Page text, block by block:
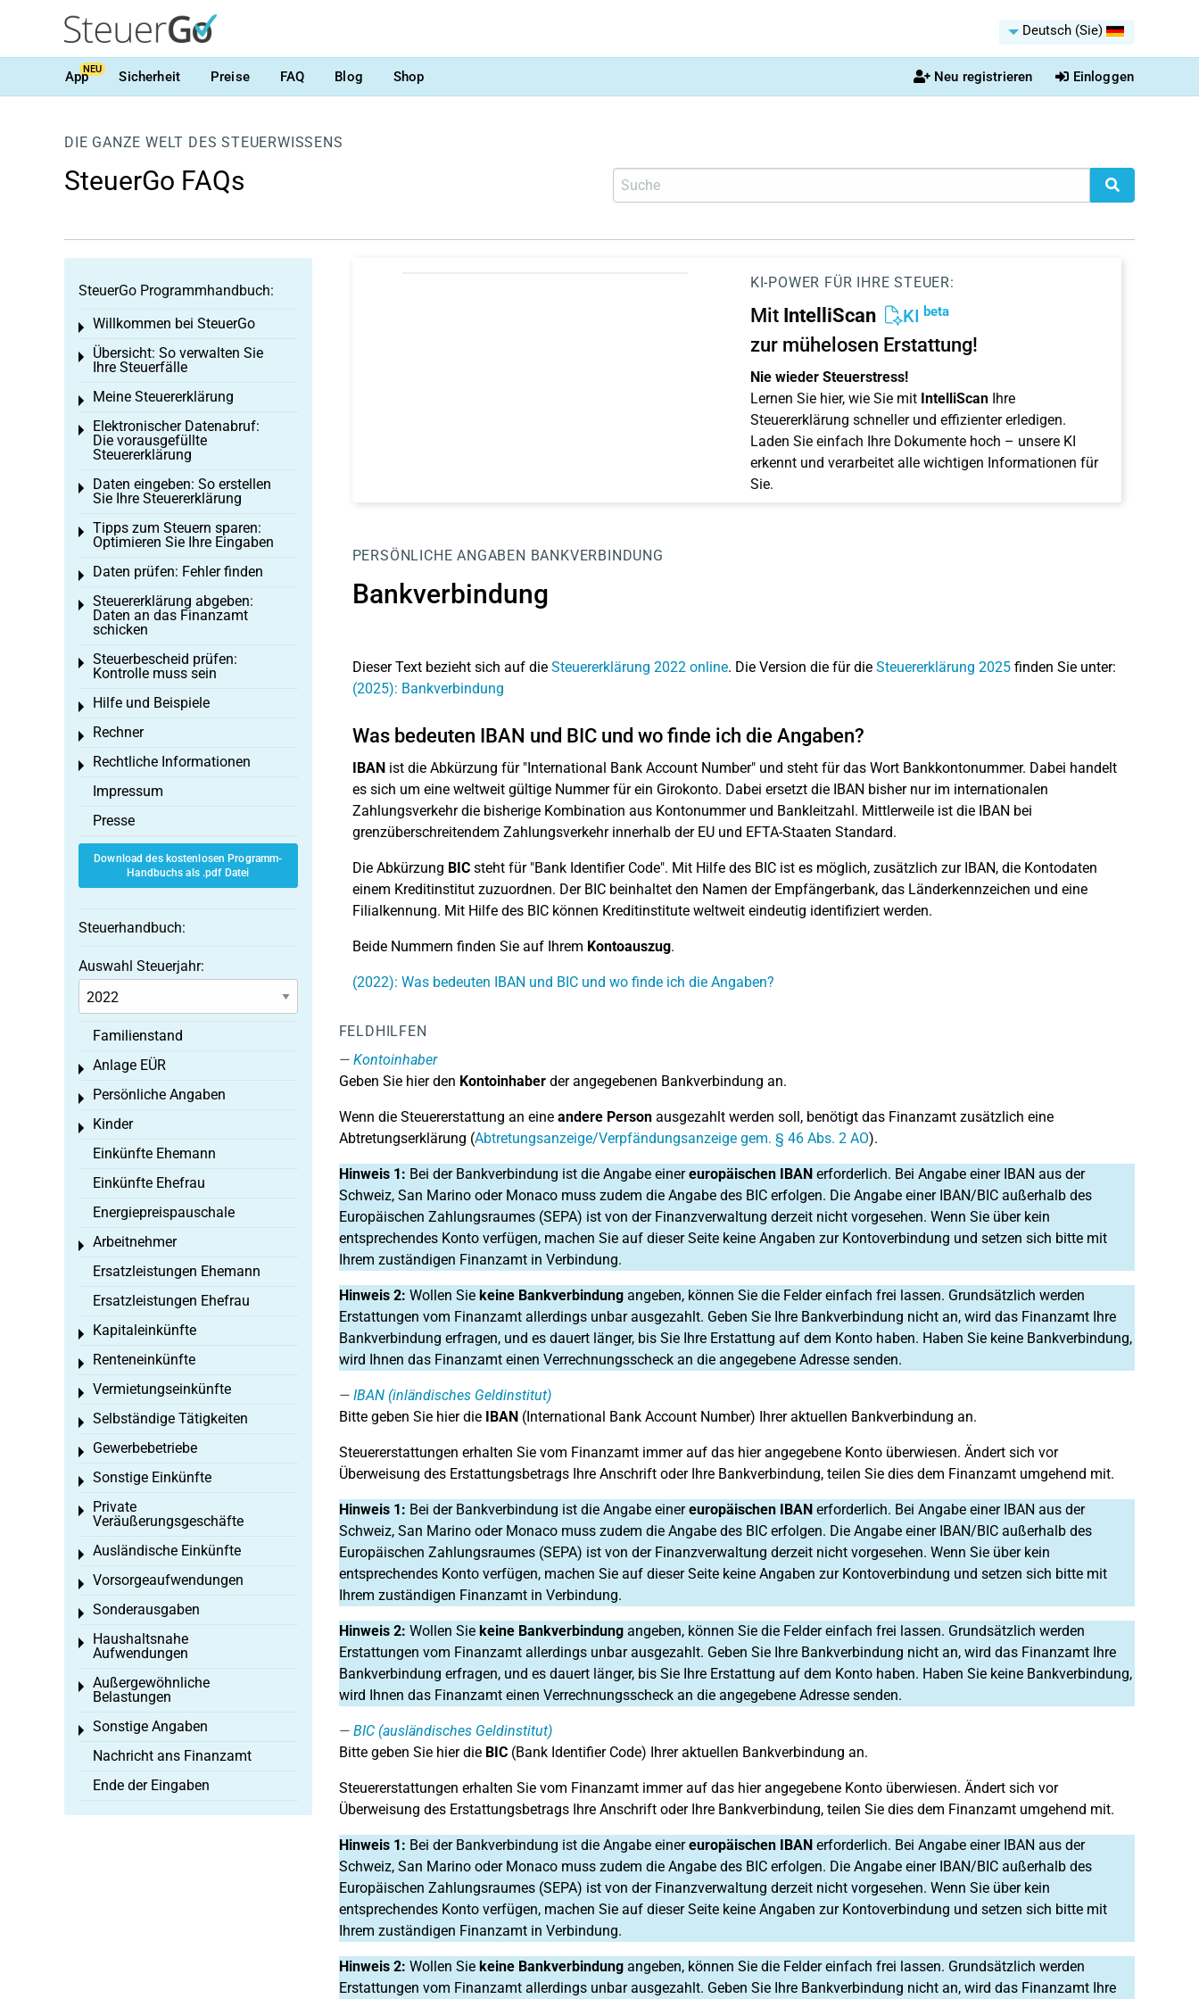
Deutsch (Sie)
AppNEU Sicherheit Preise FAQ Blog Shop Neu registrieren Einloggen
DIE GANZE WELT DES STEUERWISSENS
SteuerGo FAQs
KI-POWER FÜR IHRE STEUER:
Mit IntelliScan KI beta
zur mühelosen Erstattung!
Nie wieder Steuerstress!
Lernen Sie hier, wie Sie mit IntelliScanIhre
Steuererklärung schneller und effizienter erledigen.
Laden Sie einfach Ihre Dokumente hoch – unsere KI
erkennt und verarbeitet alle wichtigen Informationen für
Sie.
PERSÖNLICHE ANGABEN BANKVERBINDUNG
Bankverbindung
Dieser Text bezieht sich auf die Steuererklärung 2022 online. Die Version die für die Steuererklärung 2025finden Sie unter:
(2025): Bankverbindung
Was bedeuten IBAN und BIC und wo finde ich die Angaben?
IBANist die Abkürzung für "International Bank Account Number" und steht für das Wort Bankkontonummer. Dabei handelt
es sich um eine weltweit gültige Nummer für ein Girokonto. Dabei ersetzt die IBAN bisher nur im internationalen
Zahlungsverkehr die bisherige Kombination aus Kontonummer und Bankleitzahl. Mittlerweile ist die IBAN bei
grenzüberschreitendem Zahlungsverkehr innerhalb der EU und EFTA-Staaten Standard.
Die Abkürzung BICsteht für "Bank Identifier Code". Mit Hilfe des BIC ist es möglich, zusätzlich zur IBAN, die Kontodaten
einem Kreditinstitut zuzuordnen. Der BIC beinhaltet den Namen der Empfängerbank, das Länderkennzeichen und eine
Filialkennung. Mit Hilfe des BIC können Kreditinstitute weltweit eindeutig identifiziert werden.
Beide Nummern finden Sie auf Ihrem Kontoauszug.
(2022): Was bedeuten IBAN und BIC und wo finde ich die Angaben?
FELDHILFEN
Kontoinhaber
Geben Sie hier den Kontoinhaberder angegebenen Bankverbindung an.
Wenn die Steuererstattung an eine andere Personausgezahlt werden soll, benötigt das Finanzamt zusätzlich eine
Abtretungserklärung (Abtretungsanzeige/Verpfändungsanzeige gem. § 46 Abs. 2 AO).
Hinweis 1: Bei der Bankverbindung ist die Angabe einereuropäischen IBANerforderlich. Bei Angabe einer IBAN aus der
Schweiz, San Marino oder Monaco muss zudem die Angabe des BIC erfolgen. Die Angabe einer IBAN/BIC außerhalb des
Europäischen Zahlungsraumes (SEPA) ist von der Finanzverwaltung derzeit nicht vorgesehen. Wenn Sie über kein
entsprechendes Konto verfügen, machen Sie auf dieser Seite keine Angaben zur Kontoverbindung und setzen sich bitte mit
Ihrem zuständigen Finanzamt in Verbindung.
Hinweis 2: Wollen Sie keine Bankverbindungangeben, können Sie die Felder einfach frei lassen. Grundsätzlich werden
Erstattungen vom Finanzamt allerdings unbar ausgezahlt. Geben Sie Ihre Bankverbindung nicht an, wird das Finanzamt Ihre
Bankverbindung erfragen, und es dauert länger, bis Sie Ihre Erstattung auf dem Konto haben. Haben Sie keine Bankverbindung,
wird Ihnen das Finanzamt einen Verrechnungsscheck an die angegebene Adresse senden.
IBAN (inländisches Geldinstitut)
Bitte geben Sie hier die IBAN(International Bank Account Number) Ihrer aktuellen Bankverbindung an.
Steuererstattungen erhalten Sie vom Finanzamt immer auf das hier angegebene Konto überwiesen. Ändert sich vor
Überweisung des Erstattungsbetrags Ihre Anschrift oder Ihre Bankverbindung, teilen Sie dies dem Finanzamt umgehend mit.
Hinweis 1: Bei der Bankverbindung ist die Angabe einereuropäischen IBANerforderlich. Bei Angabe einer IBAN aus der
Schweiz, San Marino oder Monaco muss zudem die Angabe des BIC erfolgen. Die Angabe einer IBAN/BIC außerhalb des
Europäischen Zahlungsraumes (SEPA) ist von der Finanzverwaltung derzeit nicht vorgesehen. Wenn Sie über kein
entsprechendes Konto verfügen, machen Sie auf dieser Seite keine Angaben zur Kontoverbindung und setzen sich bitte mit
Ihrem zuständigen Finanzamt in Verbindung.
Hinweis 2: Wollen Sie keine Bankverbindungangeben, können Sie die Felder einfach frei lassen. Grundsätzlich werden
Erstattungen vom Finanzamt allerdings unbar ausgezahlt. Geben Sie Ihre Bankverbindung nicht an, wird das Finanzamt Ihre
Bankverbindung erfragen, und es dauert länger, bis Sie Ihre Erstattung auf dem Konto haben. Haben Sie keine Bankverbindung,
wird Ihnen das Finanzamt einen Verrechnungsscheck an die angegebene Adresse senden.
BIC (ausländisches Geldinstitut)
Bitte geben Sie hier die BIC(Bank Identifier Code) Ihrer aktuellen Bankverbindung an.
Steuererstattungen erhalten Sie vom Finanzamt immer auf das hier angegebene Konto überwiesen. Ändert sich vor
Überweisung des Erstattungsbetrags Ihre Anschrift oder Ihre Bankverbindung, teilen Sie dies dem Finanzamt umgehend mit.
Hinweis 1: Bei der Bankverbindung ist die Angabe einereuropäischen IBANerforderlich. Bei Angabe einer IBAN aus der
Schweiz, San Marino oder Monaco muss zudem die Angabe des BIC erfolgen. Die Angabe einer IBAN/BIC außerhalb des
Europäischen Zahlungsraumes (SEPA) ist von der Finanzverwaltung derzeit nicht vorgesehen. Wenn Sie über kein
entsprechendes Konto verfügen, machen Sie auf dieser Seite keine Angaben zur Kontoverbindung und setzen sich bitte mit
Ihrem zuständigen Finanzamt in Verbindung.
Hinweis 2: Wollen Sie keine Bankverbindungangeben, können Sie die Felder einfach frei lassen. Grundsätzlich werden
Erstattungen vom Finanzamt allerdings unbar ausgezahlt. Geben Sie Ihre Bankverbindung nicht an, wird das Finanzamt Ihre
SteuerGo Programmhandbuch:
Willkommen bei SteuerGo
Toggle menu
Übersicht: So verwalten Sie
Ihre Steuerfälle
Toggle menu
Meine Steuererklärung
Toggle menu
Elektronischer Datenabruf:
Die vorausgefüllte
Steuererklärung
Toggle menu
Daten eingeben: So erstellen
Sie Ihre Steuererklärung
Toggle menu
Tipps zum Steuern sparen:
Optimieren Sie Ihre Eingaben
Toggle menu
Daten prüfen: Fehler finden
Toggle menu
Steuererklärung abgeben:
Daten an das Finanzamt
schicken
Toggle menu
Steuerbescheid prüfen:
Kontrolle muss sein
Toggle menu
Hilfe und Beispiele
Toggle menu
Rechner
Toggle menu
Rechtliche Informationen
Toggle menu
Impressum
Presse
Download des kostenlosen Programm-
Handbuchs als .pdf Datei
Steuerhandbuch:
Auswahl Steuerjahr:
Familienstand
Anlage EÜR
Toggle menu
Persönliche Angaben
Toggle menu
Kinder
Toggle menu
Einkünfte Ehemann
Einkünfte Ehefrau
Energiepreispauschale
Arbeitnehmer
Toggle menu
Ersatzleistungen Ehemann
Ersatzleistungen Ehefrau
Kapitaleinkünfte
Toggle menu
Renteneinkünfte
Toggle menu
Vermietungseinkünfte
Toggle menu
Selbständige Tätigkeiten
Toggle menu
Gewerbebetriebe
Toggle menu
Sonstige Einkünfte
Toggle menu
Private
Veräußerungsgeschäfte
Toggle menu
Ausländische Einkünfte
Toggle menu
Vorsorgeaufwendungen
Toggle menu
Sonderausgaben
Toggle menu
Haushaltsnahe
Aufwendungen
Toggle menu
Außergewöhnliche
Belastungen
Toggle menu
Sonstige Angaben
Toggle menu
Nachricht ans Finanzamt
Ende der Eingaben